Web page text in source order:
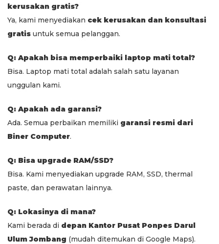
kerusakan gratis?
Ya, kami menyediakan cek kerusakan dan konsultasi
gratis untuk semua pelanggan.
Q: Apakah bisa memperbaiki laptop mati total?
Bisa. Laptop mati total adalah salah satu layanan
unggulan kami.
Q: Apakah ada garansi?
Ada. Semua perbaikan memiliki garansi resmi dari
Biner Computer.
Q: Bisa upgrade RAM/SSD?
Bisa. Kami menyediakan upgrade RAM, SSD, thermal
paste, dan perawatan lainnya.
Q: Lokasinya di mana?
Kami berada di depan Kantor Pusat Ponpes Darul
Ulum Jombang (mudah ditemukan di Google Maps).